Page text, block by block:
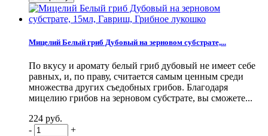
Мицелий Белый гриб Дубовый на зерновом субстрате,...
По вкусу и аромату белый гриб дубовый не имеет себе
равных, и, по праву, считается самым ценным среди
множества других съедобных грибов. Благодаря
мицелию грибов на зерновом субстрате, вы сможете...
224 руб.
-
+